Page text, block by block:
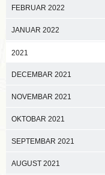
FEBRUAR 2022
JANUAR 2022
2021
DECEMBAR 2021
NOVEMBAR 2021
OKTOBAR 2021
SEPTEMBAR 2021
AUGUST 2021